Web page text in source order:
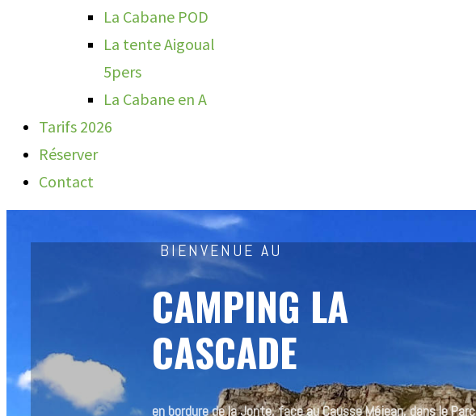
La Cabane POD
La tente Aigoual
5pers
La Cabane en A
Tarifs 2026
Réserver
Contact
BIENVENUE AU
CAMPING LA
CASCADE
en bordure de la Jonte, face au Causse Méjean, dans le Parc